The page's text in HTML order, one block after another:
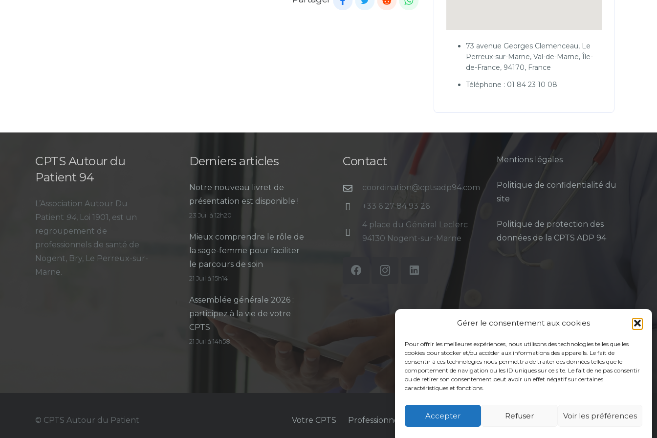
Gérer le consentement aux cookies
Pour offrir les meilleures expériences, nous utilisons des technologies telles que les
cookies pour stocker et/ou accéder aux informations des appareils. Le fait de
consentir à ces technologies nous permettra de traiter des données telles que le
comportement de navigation ou les ID uniques sur ce site. Le fait de ne pas consentir
ou de retirer son consentement peut avoir un effet négatif sur certaines
caractéristiques et fonctions.
Accepter Refuser Voir les préférences
73 avenue Georges Clemenceau, Le
Perreux-sur-Marne, Val-de-Marne, Île-
de-France, 94170, France
Téléphone : 01 84 23 10 08
CPTS Autour du
Patient 94
L’Association Autour Du
Patient 94, Loi 1901, est un
regroupement de
professionnels de santé de
Nogent, Bry, Le Perreux-sur-
Marne.
Derniers articles
Notre nouveau livret de
présentation est disponible !
23 Juil à 12h20
Mieux comprendre le rôle de
la sage-femme pour faciliter
le parcours de soin
21 Juil à 15h14
Assemblée générale 2026 :
participez à la vie de votre
CPTS
21 Juil à 14h58
Contact
coordination@cptsadp94.com
+33 6 27 84 93 26
4 place du Général Leclerc
94130 Nogent-sur-Marne
Mentions légales
Politique de confidentialité du
site
Politique de protection des
données de la CPTS ADP 94
© CPTS Autour du Patient Votre CPTS Professionnels de santé Usagers Actualités Adhérer Contact